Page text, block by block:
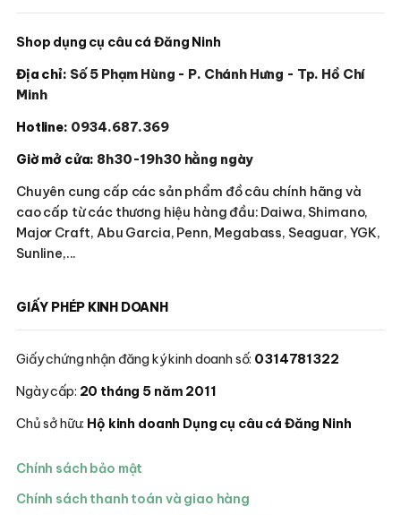
Shop dụng cụ câu cá Đăng Ninh
Địa chỉ: Số 5 Phạm Hùng - P. Chánh Hưng - Tp. Hồ Chí
Minh
Hotline: 0934.687.369
Giờ mở cửa: 8h30-19h30 hằng ngày
Chuyên cung cấp các sản phẩm đồ câu chính hãng và
cao cấp từ các thương hiệu hàng đầu: Daiwa, Shimano,
Major Craft, Abu Garcia, Penn, Megabass, Seaguar, YGK,
Sunline,...
GIẤY PHÉP KINH DOANH
Giấy chứng nhận đăng ký kinh doanh số: 0314781322
Ngày cấp: 20 tháng 5 năm 2011
Chủ sở hữu: Hộ kinh doanh Dụng cụ câu cá Đăng Ninh
Chính sách bảo mật
Chính sách thanh toán và giao hàng